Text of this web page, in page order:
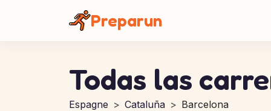
Preparun
Todas las
Espagne Cataluña Barcelona